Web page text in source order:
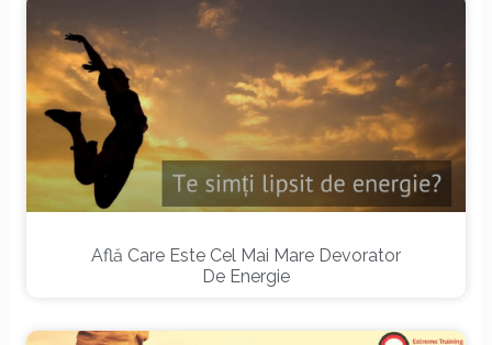
Află Care Este Cel Mai Mare Devorator
De Energie